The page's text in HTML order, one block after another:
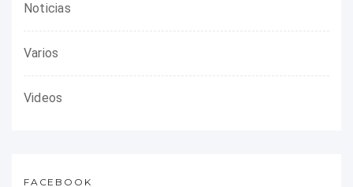
Noticias
Varios
Videos
FACEBOOK